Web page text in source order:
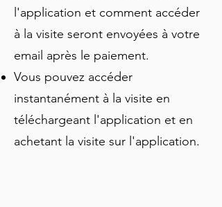
souhaitent voir les principales
attractions de la vieille ville.
l'application et comment accéder
à la visite seront envoyées à votre
email après le paiement.
Vous pouvez accéder
instantanément à la visite en
téléchargeant l'application et en
achetant la visite sur l'application.